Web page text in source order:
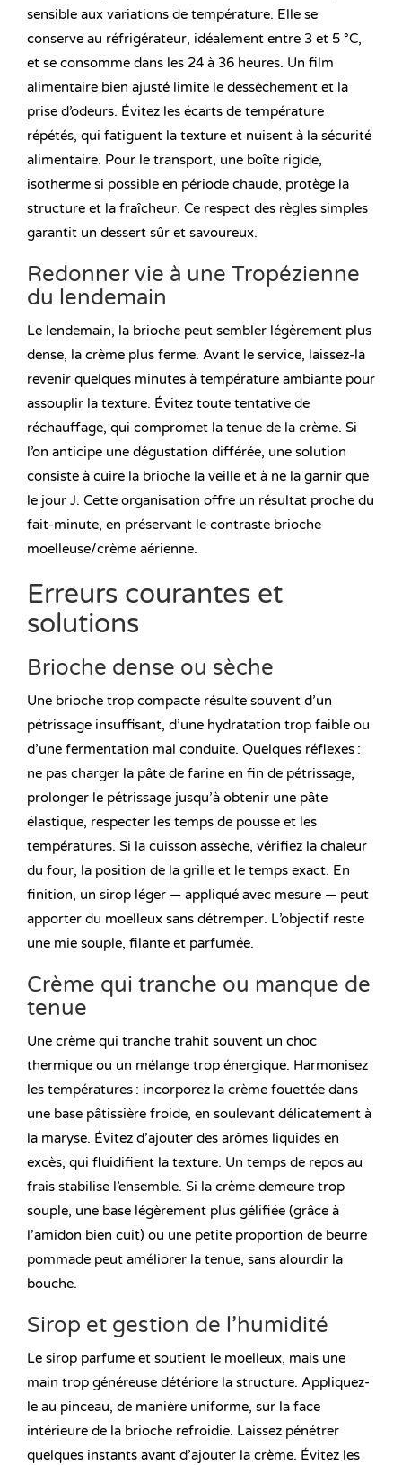
sensible aux variations de température. Elle se
conserve au réfrigérateur, idéalement entre 3 et 5 °C,
et se consomme dans les 24 à 36 heures. Un film
alimentaire bien ajusté limite le dessèchement et la
prise d’odeurs. Évitez les écarts de température
répétés, qui fatiguent la texture et nuisent à la sécurité
alimentaire. Pour le transport, une boîte rigide,
isotherme si possible en période chaude, protège la
structure et la fraîcheur. Ce respect des règles simples
garantit un dessert sûr et savoureux.
Redonner vie à une Tropézienne
du lendemain
Le lendemain, la brioche peut sembler légèrement plus
dense, la crème plus ferme. Avant le service, laissez-la
revenir quelques minutes à température ambiante pour
assouplir la texture. Évitez toute tentative de
réchauffage, qui compromet la tenue de la crème. Si
l’on anticipe une dégustation différée, une solution
consiste à cuire la brioche la veille et à ne la garnir que
le jour J. Cette organisation offre un résultat proche du
fait-minute, en préservant le contraste brioche
moelleuse/crème aérienne.
Erreurs courantes et
solutions
Brioche dense ou sèche
Une brioche trop compacte résulte souvent d’un
pétrissage insuffisant, d’une hydratation trop faible ou
d’une fermentation mal conduite. Quelques réflexes :
ne pas charger la pâte de farine en fin de pétrissage,
prolonger le pétrissage jusqu’à obtenir une pâte
élastique, respecter les temps de pousse et les
températures. Si la cuisson assèche, vérifiez la chaleur
du four, la position de la grille et le temps exact. En
finition, un sirop léger — appliqué avec mesure — peut
apporter du moelleux sans détremper. L’objectif reste
une mie souple, filante et parfumée.
Crème qui tranche ou manque de
tenue
Une crème qui tranche trahit souvent un choc
thermique ou un mélange trop énergique. Harmonisez
les températures : incorporez la crème fouettée dans
une base pâtissière froide, en soulevant délicatement à
la maryse. Évitez d’ajouter des arômes liquides en
excès, qui fluidifient la texture. Un temps de repos au
frais stabilise l’ensemble. Si la crème demeure trop
souple, une base légèrement plus gélifiée (grâce à
l’amidon bien cuit) ou une petite proportion de beurre
pommade peut améliorer la tenue, sans alourdir la
bouche.
Sirop et gestion de l’humidité
Le sirop parfume et soutient le moelleux, mais une
main trop généreuse détériore la structure. Appliquez-
le au pinceau, de manière uniforme, sur la face
intérieure de la brioche refroidie. Laissez pénétrer
quelques instants avant d’ajouter la crème. Évitez les